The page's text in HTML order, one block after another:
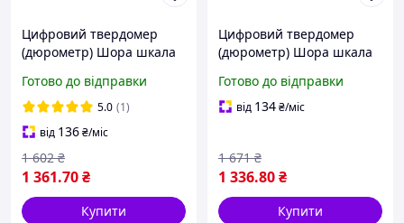
Цифровий твердомер
(дюрометр) Шора шкала
Готово до відправки
5.0 (1)
від 136₴/міс
1 361.70₴
1 602 ₴
Купити
Цифровий твердомер
(дюрометр) Шора шкала
Готово до відправки
від 134₴/міс
1 336.80₴
1 671 ₴
Купити